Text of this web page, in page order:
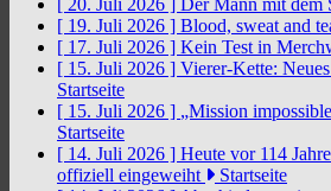
[ 20. Juli 2026 ] Der Mann mit dem
[ 19. Juli 2026 ] Blood, sweat and
[ 17. Juli 2026 ] Kein Test in
[ 15. Juli 2026 ] Vierer-Kette:
Startseite
[ 15. Juli 2026 ] „Mission
Startseite
[ 14. Juli 2026 ] Heute vor 114
offiziell eingeweiht
Startseite